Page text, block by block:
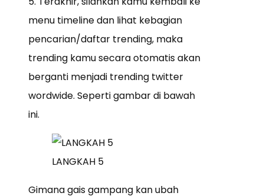
menu timeline dan lihat kebagian
pencarian/daftar trending, maka
trending kamu secara otomatis akan
berganti menjadi trending twitter
wordwide. Seperti gambar di bawah
ini.
LANGKAH 5
Gimana gais gampang kan ubah